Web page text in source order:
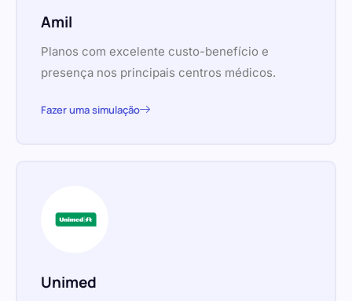
Amil
Planos com excelente custo-benefício e
presença nos principais centros médicos.
Fazer uma simulação
Unimed